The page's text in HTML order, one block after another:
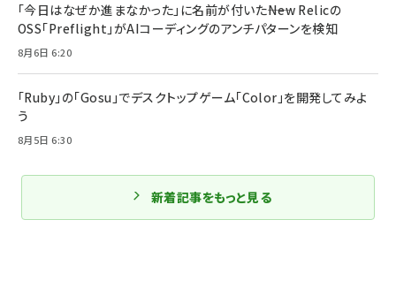
「今日はなぜか進まなかった」に名前が付いた――New Relicの
OSS「Preflight」がAIコーディングのアンチパターンを検知
8月6日 6:20
「Ruby」の「Gosu」でデスクトップゲーム「Color」を開発してみよ
う
8月5日 6:30
新着記事をもっと見る